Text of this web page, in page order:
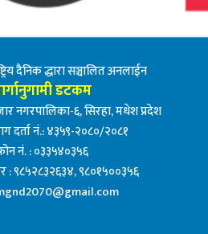
दैनिक द्धारा सञ्चालित अनलाईन
डटकम
नगरपालिका-६, सिरहा, मधेश प्रदेश
दर्ता नं.: ४३५९-२०८०/२०८१
नं. : ०३३५४०३५६
: ९८५२८३२६३४, ९८०१५००३५६